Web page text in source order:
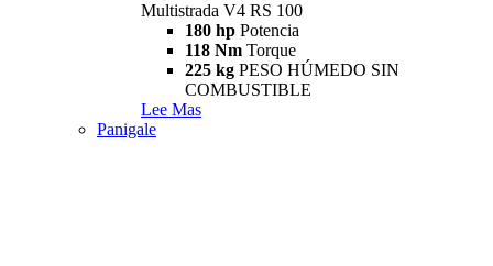
Multistrada V4 RS 100
180 hp Potencia
118 Nm Torque
225 kg PESO HÚMEDO SIN
COMBUSTIBLE
Lee Mas
Panigale